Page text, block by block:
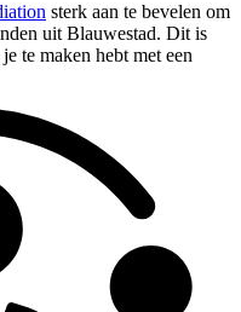
sterk aan te bevelen om
uit Blauwestad. Dit is
te maken hebt met een